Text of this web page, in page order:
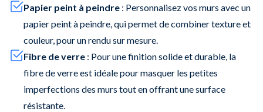
Papier peint à peindre : Personnalisez vos murs avec un
papier peint à peindre, qui permet de combiner texture et
couleur, pour un rendu sur mesure.
Fibre de verre : Pour une finition solide et durable, la
fibre de verre est idéale pour masquer les petites
imperfections des murs tout en offrant une surface
résistante.